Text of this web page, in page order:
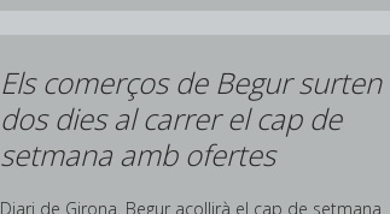
Els comerços de Begur surten
dos dies al carrer el cap de
setmana amb ofertes
Diari de Girona. Begur acollirà el cap de setmana